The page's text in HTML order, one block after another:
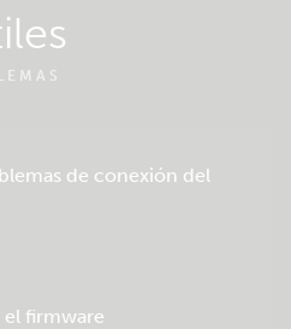
de conexión del
firmware